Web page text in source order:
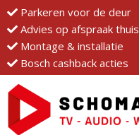
Parkeren voor de deur
Advies op afspraak thuis
Montage & installatie
Bosch cashback acties